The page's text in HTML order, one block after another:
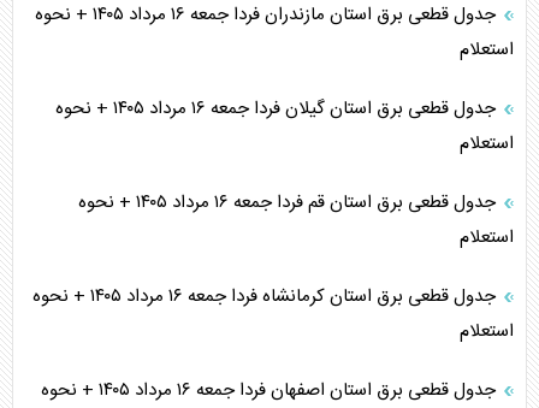
جدول قطعی برق استان مازندران فردا جمعه ۱۶ مرداد ۱۴۰۵ + نحوه
استعلام
جدول قطعی برق استان گیلان فردا جمعه ۱۶ مرداد ۱۴۰۵ + نحوه
استعلام
جدول قطعی برق استان قم فردا جمعه ۱۶ مرداد ۱۴۰۵ + نحوه
استعلام
جدول قطعی برق استان کرمانشاه فردا جمعه ۱۶ مرداد ۱۴۰۵ + نحوه
استعلام
جدول قطعی برق استان اصفهان فردا جمعه ۱۶ مرداد ۱۴۰۵ + نحوه